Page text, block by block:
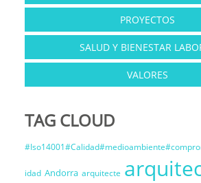
PROYECTOS
SALUD Y BIENESTAR
VALORES
TAG CLOUD
idad Andorra arquitecte